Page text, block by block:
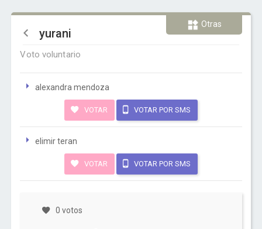
Otras
yurani
Voto voluntario
alexandra mendoza
VOTAR VOTAR POR SMS
elimir teran
VOTAR VOTAR POR SMS
0 votos